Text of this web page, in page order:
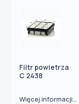
Filtr powietrza
C 2438
Więcej informacji...